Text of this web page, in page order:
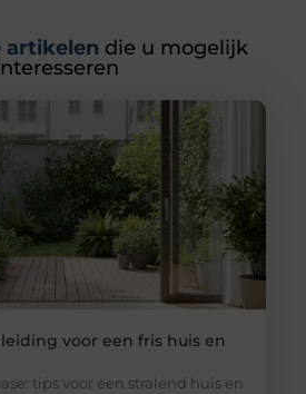
artikelen die u mogelijk
voor een fris huis en
tips voor een stralend huis en